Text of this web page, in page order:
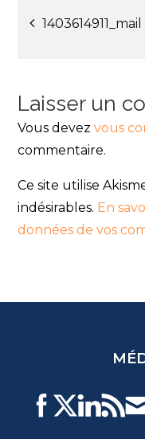
l’article
1403614911_mail
Laisser un
Vous devezvous
commentaire.
Ce site utilise
indésirables. En
données de vos